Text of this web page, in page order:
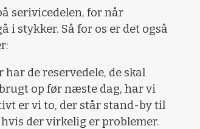
serivicedelen, for når
i stykker. Så for os er det også
de reservedele, de skal
op før næste dag, har vi
er vi to, der står stand-by til
der virkelig er problemer.